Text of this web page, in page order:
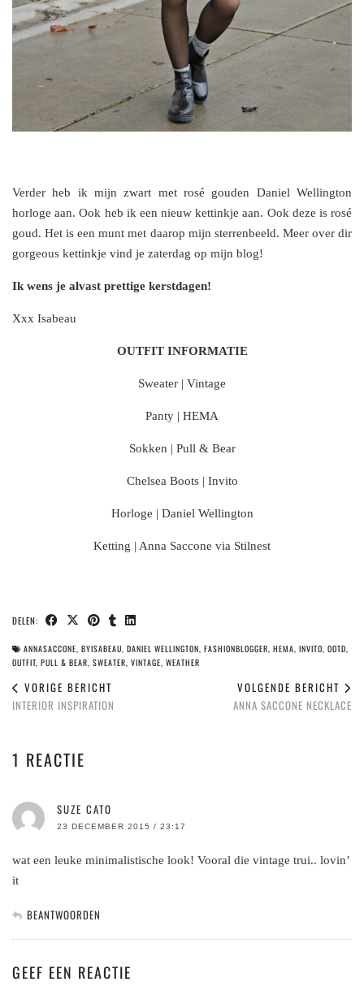
Verder heb ik mijn zwart met rosé gouden Daniel Wellington
horloge aan. Ook heb ik een nieuw kettinkje aan. Ook deze is rosé
goud. Het is een munt met daarop mijn sterrenbeeld. Meer over dir
gorgeous kettinkje vind je zaterdag op mijn blog!
Ik wens je alvast prettige kerstdagen!
Xxx Isabeau
OUTFIT INFORMATIE
Sweater | Vintage
Panty | HEMA
Sokken | Pull & Bear
Chelsea Boots | Invito
Horloge | Daniel Wellington
Ketting | Anna Saccone via Stilnest
DELEN:
ANNASACCONE BYISABEAU DANIEL WELLINGTON FASHIONBLOGGER HEMA INVITO OOTD
OUTFIT PULL & BEAR SWEATER VINTAGE WEATHER
VORIGE BERICHT
INTERIOR INSPIRATION
VOLGENDE BERICHT
ANNA SACCONE NECKLACE
1 REACTIE
SUZE CATO
23 DECEMBER 2015 / 23:17
wat een leuke minimalistische look! Vooral die vintage trui.. lovin’
it
BEANTWOORDEN
GEEF EEN REACTIE